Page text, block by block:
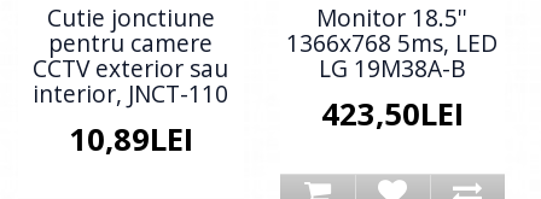
Cutie jonctiune
pentru camere
CCTV exterior sau
interior, JNCT-110
10,89LEI
Monitor 18.5''
1366x768 5ms, LED
LG 19M38A-B
423,50LEI